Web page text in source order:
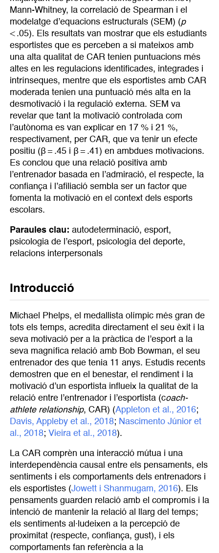
Mann-Whitney, la correlació de Spearman i el
modelatge d’equacions estructurals (SEM) (p
< .05). Els resultats van mostrar que els estudiants
esportistes que es perceben a si mateixos amb
una alta qualitat de CAR tenien puntuacions més
altes en les regulacions identificades, integrades i
intrínseques, mentre que els esportistes amb CAR
moderada tenien una puntuació més alta en la
desmotivació i la regulació externa. SEM va
revelar que tant la motivació controlada com
l’autònoma es van explicar en 17 % i 21 %,
respectivament, per CAR, que va tenir un efecte
positiu (β = .45 i β = .41) en ambdues motivacions.
Es conclou que una relació positiva amb
l’entrenador basada en l’admiració, el respecte, la
confiança i l’afiliació sembla ser un factor que
fomenta la motivació en el context dels esports
escolars.
Paraules clau: autodeterminació, esport,
psicologia de l’esport, psicología del deporte,
relacions interpersonals
Introducció
Michael Phelps, el medallista olímpic més gran de
tots els temps, acredita directament el seu èxit i la
seva motivació per a la pràctica de l’esport a la
seva magnífica relació amb Bob Bowman, el seu
entrenador des que tenia 11 anys. Estudis recents
demostren que en el benestar, el rendiment i la
motivació d’un esportista influeix la qualitat de la
relació entre l’entrenador i l’esportista (coach-
athlete relationship, CAR) (Appleton et al., 2016;
Davis, Appleby et al., 2018; Nascimento Júnior et
al., 2018; Vieira et al., 2018).
La CAR comprèn una interacció mútua i una
interdependència causal entre els pensaments, els
sentiments i els comportaments dels entrenadors i
els esportistes (Jowett i Shanmugam, 2016). Els
pensaments guarden relació amb el compromís i la
intenció de mantenir la relació al llarg del temps;
els sentiments al·ludeixen a la percepció de
proximitat (respecte, confiança, gust), i els
comportaments fan referència a la